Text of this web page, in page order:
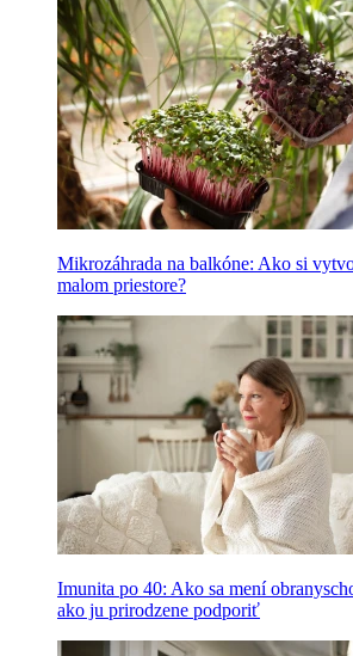
Mikrozáhrada na balkóne: Ako si
malom priestore?
Imunita po 40: Ako sa mení
ako ju prirodzene podporiť